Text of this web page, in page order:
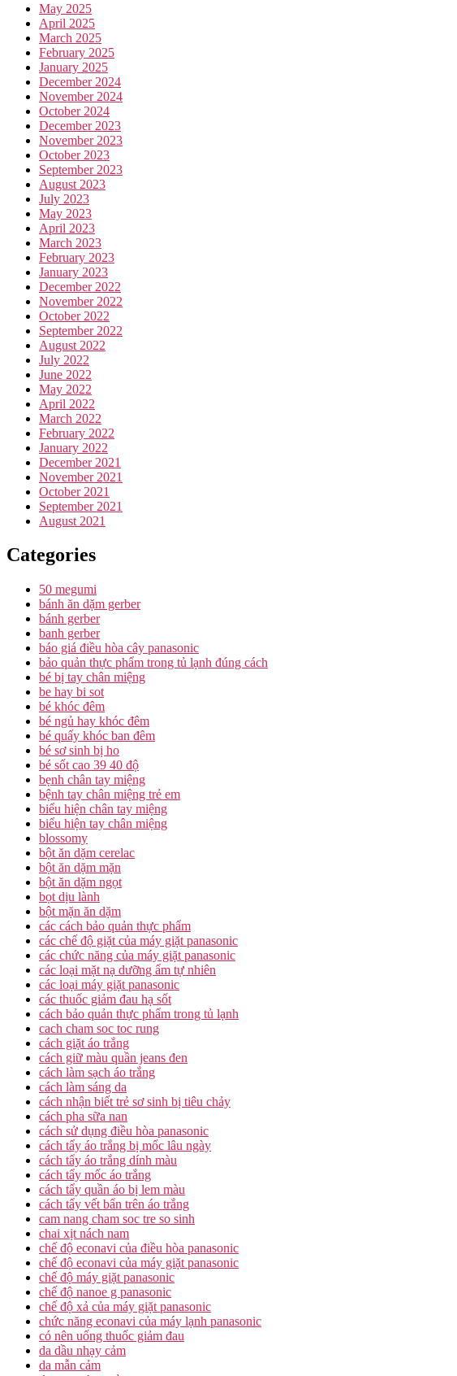
May 2025
April 2025
March 2025
February 2025
January 2025
December 2024
November 2024
October 2024
December 2023
November 2023
October 2023
September 2023
August 2023
July 2023
May 2023
April 2023
March 2023
February 2023
January 2023
December 2022
November 2022
October 2022
September 2022
August 2022
July 2022
June 2022
May 2022
April 2022
March 2022
February 2022
January 2022
December 2021
November 2021
October 2021
September 2021
August 2021
Categories
50 megumi
bánh ăn dặm gerber
bánh gerber
banh gerber
báo giá điều hòa cây panasonic
bảo quản thực phẩm trong tủ lạnh đúng cách
bé bị tay chân miệng
be hay bi sot
bé khóc đêm
bé ngủ hay khóc đêm
bé quấy khóc ban đêm
bé sơ sinh bị ho
bé sốt cao 39 40 độ
bẹnh chân tay miệng
bệnh tay chân miệng trẻ em
biểu hiện chân tay miệng
biểu hiện tay chân miệng
blossomy
bột ăn dặm cerelac
bột ăn dặm mặn
bột ăn dặm ngọt
bọt dịu lành
bột mặn ăn dặm
các cách bảo quản thực phẩm
các chế độ giặt của máy giặt panasonic
các chức năng của máy giặt panasonic
các loại mặt nạ dưỡng ẩm tự nhiên
các loại máy giặt panasonic
các thuốc giảm đau hạ sốt
cách bảo quản thực phẩm trong tủ lạnh
cach cham soc toc rung
cách giặt áo trắng
cách giữ màu quần jeans đen
cách làm sạch áo trắng
cách làm sáng da
cách nhận biết trẻ sơ sinh bị tiêu chảy
cách pha sữa nan
cách sử dụng điều hòa panasonic
cách tẩy áo trắng bị mốc lâu ngày
cách tẩy áo trắng dính màu
cách tẩy mốc áo trắng
cách tẩy quần áo bị lem màu
cách tẩy vết bẩn trên áo trắng
cam nang cham soc tre so sinh
chai xịt nách nam
chế độ econavi của điều hòa panasonic
chế độ econavi của máy giặt panasonic
chế độ máy giặt panasonic
chế độ nanoe g panasonic
chế độ xả của máy giặt panasonic
chức năng econavi của máy lạnh panasonic
có nên uống thuốc giảm đau
da dầu nhạy cảm
da mẫn cảm